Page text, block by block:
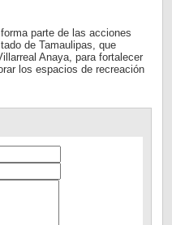
parte de las acciones
de Tamaulipas, que
Anaya, para fortalecer
los espacios de recreación